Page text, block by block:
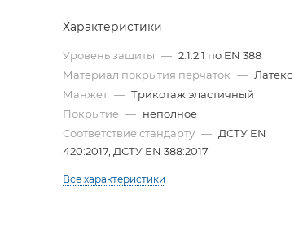
Характеристики
Уровень защиты — 2.1.2.1 по EN 388
Материал покрытия перчаток — Латекс
Манжет — Трикотаж эластичный
Покрытие — неполное
Соответствие стандарту — ДСТУ EN
420:2017, ДСТУ EN 388:2017
Все характеристики